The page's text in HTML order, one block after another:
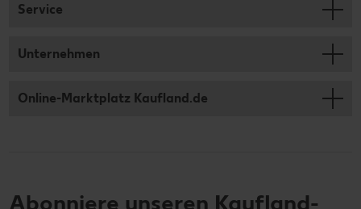
Service
Unternehmen
Online-Marktplatz Kaufland.de
Abonniere unseren Kaufland-